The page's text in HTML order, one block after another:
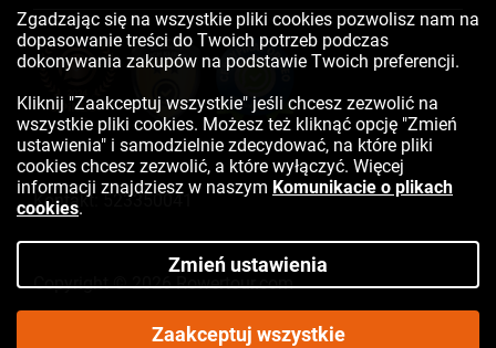
Kontakt:523350041
Copyright © 2026 Rowertour.com
Internetowy sklep rowerowy
Zgadzając się na wszystkie pliki cookies pozwolisz nam na
dopasowanie treści do Twoich potrzeb podczas
dokonywania zakupów na podstawie Twoich preferencji.
Kliknij "Zaakceptuj wszystkie" jeśli chcesz zezwolić na
wszystkie pliki cookies. Możesz też kliknąć opcję "Zmień
ustawienia" i samodzielnie zdecydować, na które pliki
cookies chcesz zezwolić, a które wyłączyć. Więcej
informacji znajdziesz w naszym Komunikacie o plikach
cookies.
Zmień ustawienia
Zaakceptuj wszystkie